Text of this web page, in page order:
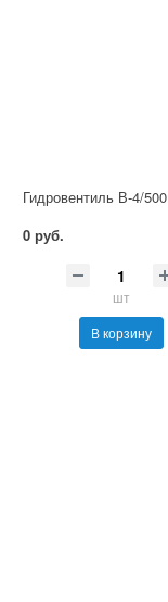
Гидровентиль В-4/500
0 руб.
шт
В корзину